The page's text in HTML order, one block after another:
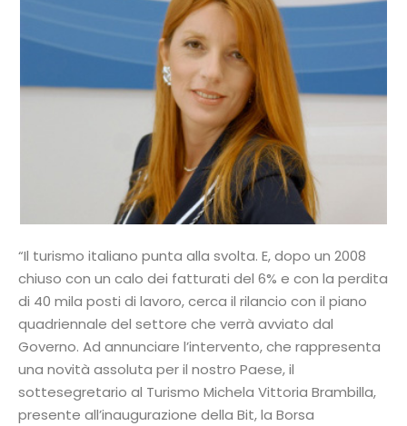
“Il turismo italiano punta alla svolta. E, dopo un 2008
chiuso con un calo dei fatturati del 6% e con la perdita
di 40 mila posti di lavoro, cerca il rilancio con il piano
quadriennale del settore che verrà avviato dal
Governo. Ad annunciare l’intervento, che rappresenta
una novità assoluta per il nostro Paese, il
sottesegretario al Turismo Michela Vittoria Brambilla,
presente all’inaugurazione della Bit, la Borsa